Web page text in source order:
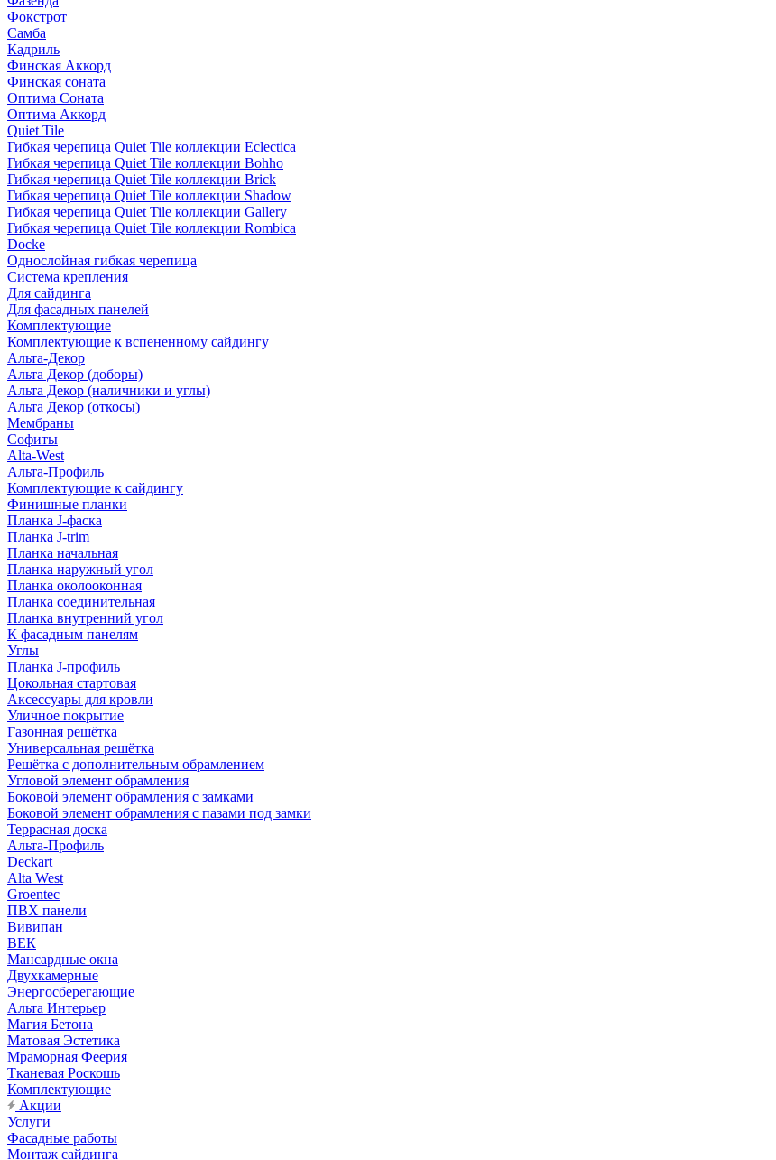
Фокстрот
Самба
Кадриль
Финская Аккорд
Финская соната
Оптима Соната
Оптима Аккорд
Quiet Tile
Гибкая черепица Quiet Tile коллекции Eclectica
Гибкая черепица Quiet Tile коллекции Bohho
Гибкая черепица Quiet Tile коллекции Brick
Гибкая черепица Quiet Tile коллекции Shadow
Гибкая черепица Quiet Tile коллекции Gallery
Гибкая черепица Quiet Tile коллекции Rombica
Docke
Однослойная гибкая черепица
Система крепления
Для сайдинга
Для фасадных панелей
Комплектующие
Комплектующие к вспененному сайдингу
Альта-Декор
Альта Декор (доборы)
Альта Декор (наличники и углы)
Альта Декор (откосы)
Мембраны
Софиты
Alta-West
Альта-Профиль
Комплектующие к сайдингу
Финишные планки
Планка J-фаска
Планка J-trim
Планка начальная
Планка наружный угол
Планка околооконная
Планка соединительная
Планка внутренний угол
К фасадным панелям
Углы
Планка J-профиль
Цокольная стартовая
Аксессуары для кровли
Уличное покрытие
Газонная решётка
Универсальная решётка
Решётка с дополнительным обрамлением
Угловой элемент обрамления
Боковой элемент обрамления с замками
Боковой элемент обрамления с пазами под замки
Террасная доска
Альта-Профиль
Deckart
Alta West
Groentec
ПВХ панели
Вивипан
ВЕК
Мансардные окна
Двухкамерные
Энергосберегающие
Альта Интерьер
Магия Бетона
Матовая Эстетика
Мраморная Феерия
Тканевая Роскошь
Комплектующие
Акции
Услуги
Фасадные работы
Монтаж сайдинга